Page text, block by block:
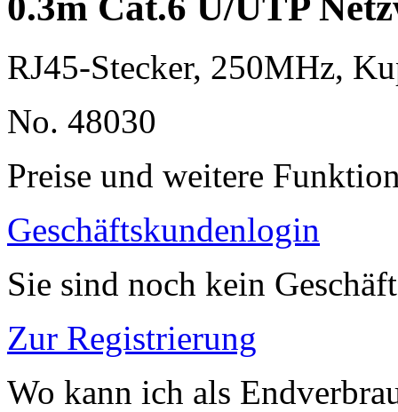
RJ45-Stecker, 250MHz,
No. 48030
Preise und weitere
Geschäftskundenlogin
Sie sind noch kein
Zur Registrierung
Wo kann ich als